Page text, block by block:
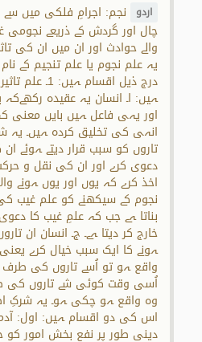
اردو
نجم: اجرامِ فلکی میں
چال اور گردش کے ذریعے نجومی
والے حوادث اور ان میں ان کی
یہ علم نجوم یا علم تنجیم کے
درج ذیل اقسام
ہیں: ا۔ انسان یہ عقیدہ رکھےکہ
اور یہی فاعل ہیں بایں معنی
انہی کی تخلیق کردہ ہیں۔ یہ
تاروں کو سبب قرار دیتے ہوئے
دعوی کرے اور ان کی نقل و
اخذ کرے کہ یوں اور یوں ہونے
نجوم کے سیکھنے کو علم غیب
بناتا ہے جب کہ علمِ غیب کا
خارج کر دیتا ہے۔ ج۔ انسان ان
ہونے کا ایک سبب خیال کرے
واقع ہو تو اُسے تاروں کی
اُسی وقت کوئی شے تاروں
اس کی دو اقسام ہیں: اول:
دینی طور پر نفع بخش امور کو